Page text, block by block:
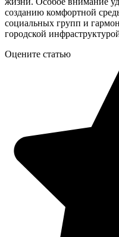
созданию комфортной
социальных групп и
городской
Оцените статью